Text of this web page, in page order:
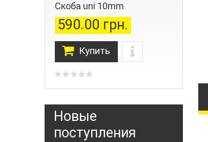
Скоба uni 10mm
590.00 грн.
Купить
Новые
поступления